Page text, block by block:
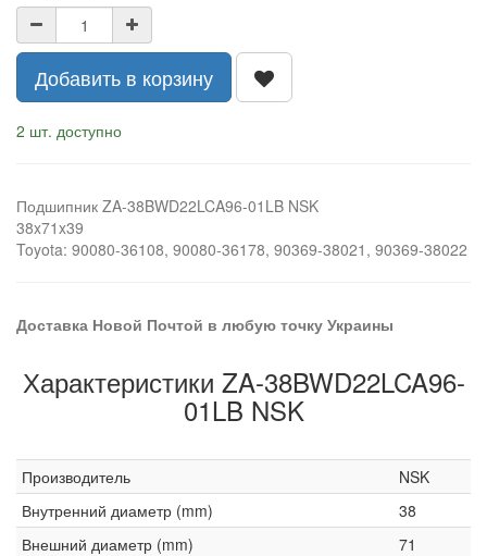
Добавить в корзину
2 шт. доступно
Подшипник ZA-38BWD22LCA96-01LB NSK
38x71x39
Toyota: 90080-36108, 90080-36178, 90369-38021, 90369-38022
Доставка Новой Почтой в любую точку Украины
Характеристики ZA-38BWD22LCA96-
01LB NSK
Производитель
NSK
Внутренний диаметр (mm)
38
Внешний диаметр (mm)
71